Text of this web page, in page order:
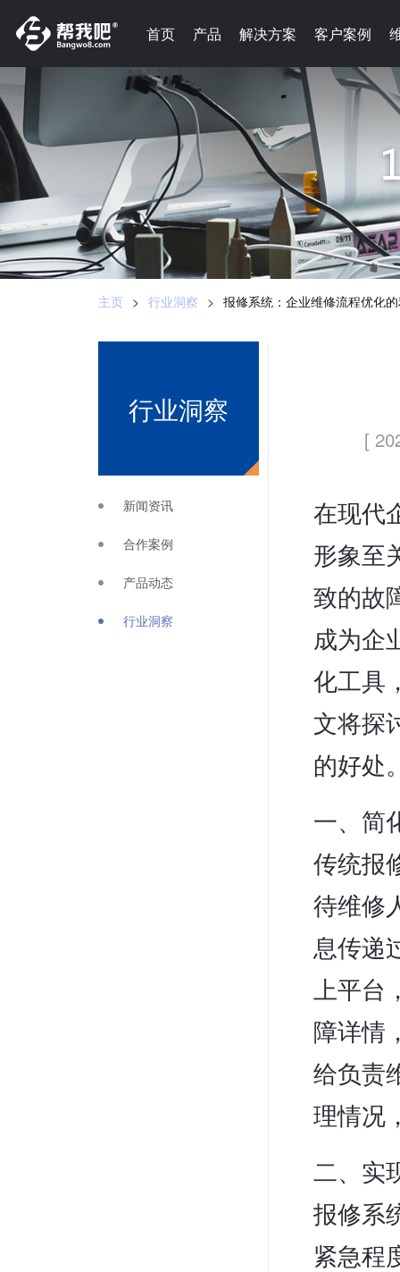
首页 产品 解决方案 客户案例
首页 产品 解决方案 客户案例
主页 > 行业洞察 > 报修系统：企业维修流程优化
行业洞察
新闻资讯
合作案例
产品动态
行业洞察
[
在现代
形象至
致的故
成为企
化工具
文将探
的好处
一、简
传统报
待维修
息传递
上平台
障详情
给负责
理情况
二、实
报修系
紧急程